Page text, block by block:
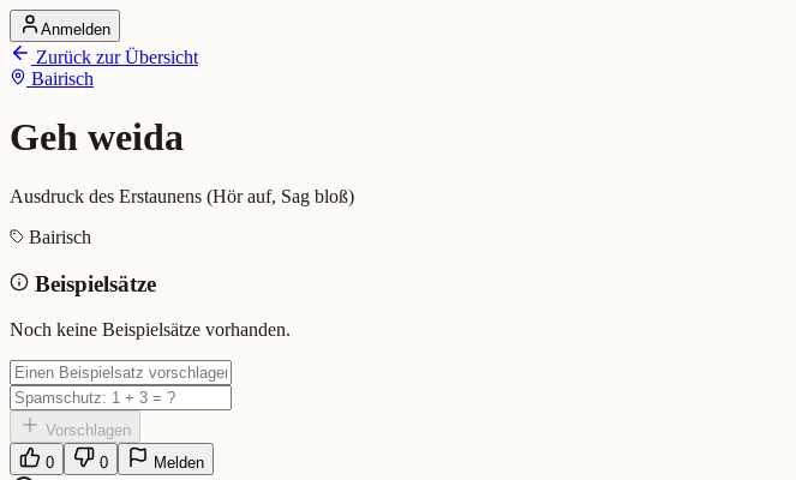
Startseite
Alle Dialekte
Dialekte vergleichen
Dialekt-Karte
Ranking
Geh weida (Bairisch)
Bedeutung: Ausdruck des Erstaunens (Hör auf, Sag bloß)
Eingereicht von: Mundwerk Team
Anmelden
Zurück zur Übersicht
Bairisch
Geh weida
Ausdruck des Erstaunens (Hör auf, Sag bloß)
Bairisch
Beispielsätze
Noch keine Beispielsätze vorhanden.
Vorschlagen
0
0 Melden